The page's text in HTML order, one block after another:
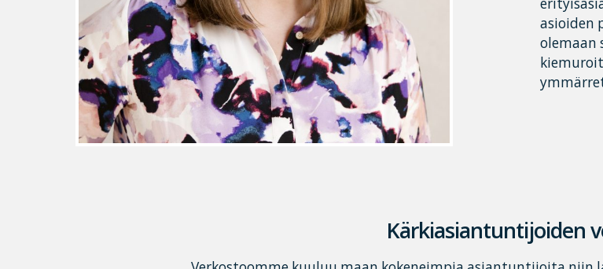
asioiden
olemaan
Kärkiasiantuntijoiden